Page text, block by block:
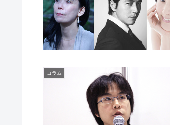
コラム